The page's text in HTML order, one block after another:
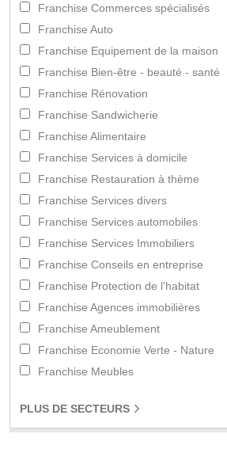
Franchise Commerces spécialisés
Franchise Auto
Franchise Equipement de la maison
Franchise Bien-être - beauté - santé
Franchise Rénovation
Franchise Sandwicherie
Franchise Alimentaire
Franchise Services à domicile
Franchise Restauration à thème
Franchise Services divers
Franchise Services automobiles
Franchise Services Immobiliers
Franchise Conseils en entreprise
Franchise Protection de l'habitat
Franchise Agences immobilières
Franchise Ameublement
Franchise Economie Verte - Nature
Franchise Meubles
PLUS DE SECTEURS